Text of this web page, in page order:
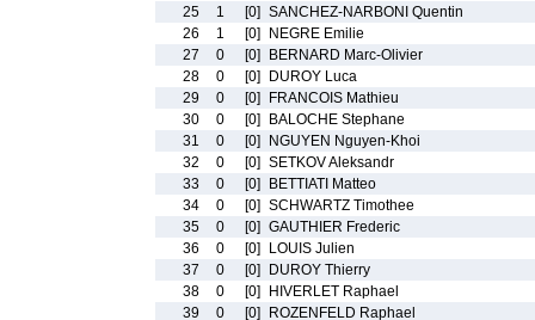
25
1 [0] SANCHEZ-NARBONI Quentin
26
1 [0]
NEGRE Emilie
27
0 [0]
BERNARD Marc-Olivier
28
0 [0]
DUROY Luca
29
0 [0]
FRANCOIS Mathieu
30
0 [0]
BALOCHE Stephane
31
0 [0]
NGUYEN Nguyen-Khoi
32
0 [0] SETKOV Aleksandr
33
0 [0]
BETTIATI Matteo
34
0 [0] SCHWARTZ Timothee
35
0 [0] GAUTHIER Frederic
36
0 [0]
LOUIS Julien
37
0 [0]
DUROY Thierry
38
0 [0]
HIVERLET Raphael
39
0 [0]
ROZENFELD Raphael